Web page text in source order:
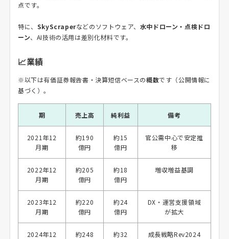
点です。
特に、 SkyScraperなどのソフトウェア、 水中ドローン・点検ドロ
ーン、AI技術の活用は差別化材料です。
📈業績
※以下は有価証券報告書・決算短信ベースの概数です（公開情報に
基づく）。
期 売上高 純利益 備考
2021年12
月期
約190
億円
約15
億円
官公需中心で安定推
移
2022年12
月期
約205
億円
約18
億円
増収増益基調
2023年12
月期
約220
億円
約24
億円
DX・運営支援領域
が拡大
2024年12
約248
約32
成長戦略Rev2024